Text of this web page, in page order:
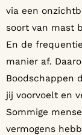
via een
soort van mast
En de
manier af.
Boodschappen
jij voorvoelt en
Sommige
vermogens